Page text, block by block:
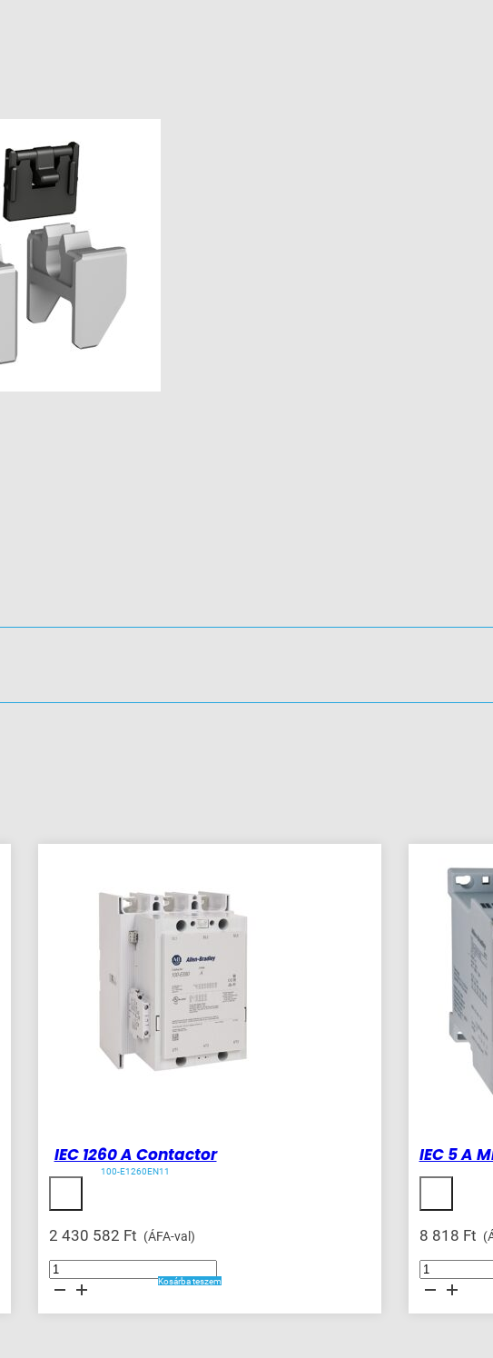
IEC 1260 A Contactor
100-E1260EN11
2 430 582 Ft (ÁFA-val)
IEC
1260
Contactor
Kosárba teszem
IEC 5 A
8 818 Ft
IEC
Miniature
mennyiség